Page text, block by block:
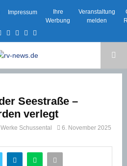
Impressum
Ihre
Werbung
Veranstaltung
melden
Facebook
TwitterInstagram
Email
Seestraße –
verlegt
Schussental 6. November 2025